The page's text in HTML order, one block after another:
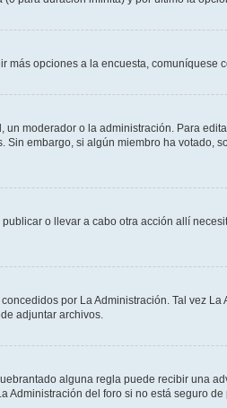
más opciones a la encuesta, comuníquese
moderador o la administración. Para
embargo, si algún miembro ha
o llevar a cabo otra acción allí
por La Administración. Tal vez
adjuntar archivos.
alguna regla puede recibir una
Administración del foro si no está seguro